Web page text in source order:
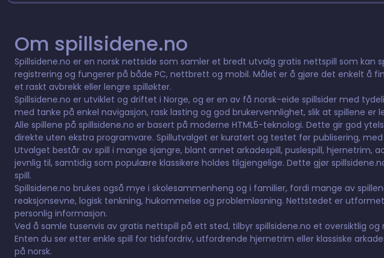
Om spillsidene.no
Spillsidene.no er en norsk nettside som samler et bredt utvalg gratis nettspill som kan
registrering og fungerer på både PC, nettbrett og mobil. Målet er å gjøre det enkelt å
et raskt avbrekk eller lengre spilløkter.
Spillsidene.no er utviklet og driftet i Norge, og er en av få norsk-eide spillsider med
med tanke på enkel navigasjon, rask lasting og god brukervennlighet, slik at spillene
Alle spillene på spillsidene.no er basert på moderne HTML5-teknologi. Dette gir god
direkte uten ekstra programvare. Spillutvalget er kuratert og testet før publisering,
Utvalget består av spill i mange sjangre, blant annet arkadespill, puslespill, hjernetrim,
jevnlig til, samtidig som populære klassikere holdes tilgjengelige. Dette gjør
spill.
Spillsidene.no brukes også mye i skolesammenheng og i familier, fordi mange av
reaksjonsevne, logisk tenkning, hukommelse og problemløsning. Nettstedet er
personlig informasjon.
Ved å samle tusenvis av gratis nettspill på ett sted, tilbyr spillsidene.no et oversiktlig
Enten du ser etter enkle spill for tidsfordriv, utfordrende hjernetrim eller klassiske
på norsk.